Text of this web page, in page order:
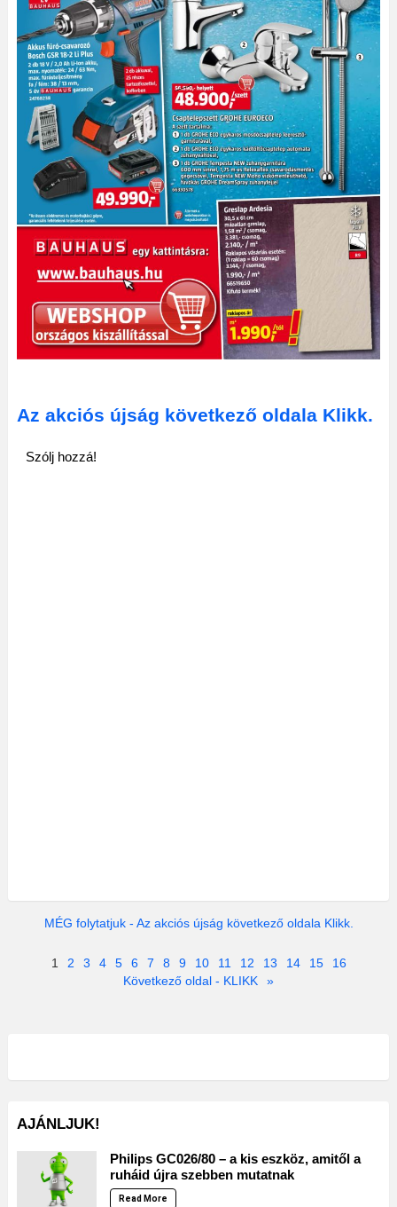
Az akciós újság következő oldala Klikk.
Szólj hozzá!
MÉG folytatjuk - Az akciós újság következő oldala Klikk.
1 2 3 4 5 6 7 8 9 10 11 12 13 14 15
16
Következő oldal - KLIKK
»
AJÁNLJUK!
Philips GC026/80 – a kis eszköz, amitől a
ruháid újra szebben mutatnak
Read More